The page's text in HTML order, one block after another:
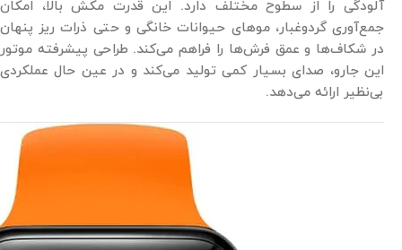
آلودگی را از سطوح مختلف دارد. این قدرت مکش بالا، امکان
جمع‌آوری گردوغبار، موهای حیوانات خانگی و حتی ذرات ریز پنهان
در شکاف‌ها و عمق فرش‌ها را فراهم می‌کند. طراحی پیشرفته موتور
این جارو، صدای بسیار کمی تولید می‌کند و در عین حال عملکردی
بی‌نظیر ارائه می‌دهد.